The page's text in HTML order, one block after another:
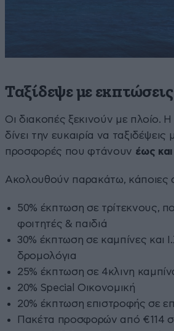
Ταξίδεψε με
Οι διακοπές ξεκινούν με πλοίο.
δίνει την ευκαιρία να ταξιδέψεις
προσφορές που φτάνουν έως
Ακολουθούν παρακάτω, κάποιες
50% έκπτωση σε τρίτεκνους,
φοιτητές & παιδιά
30% έκπτωση σε καμπίνες και
δρομολόγια
25% έκπτωση σε 4κλινη
20% Special Οικονομική
20% έκπτωση επιστροφής σε
Πακέτα προσφορών από €114